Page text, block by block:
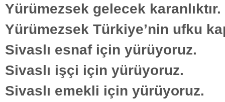
Yürümezsek gelecek karanlıktır.
Yürümezsek Türkiye’nin ufku
Sivaslı esnaf için yürüyoruz.
Sivaslı işçi için yürüyoruz.
Sivaslı emekli için yürüyoruz.